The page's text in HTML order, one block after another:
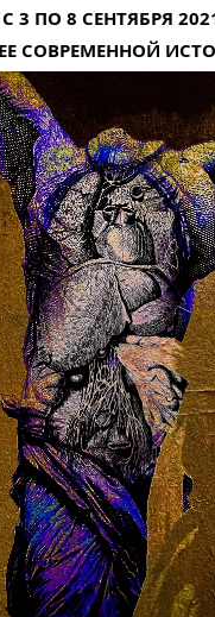
С 3 ПО 8 СЕНТЯБРЯ
СОВРЕМЕННОЙ